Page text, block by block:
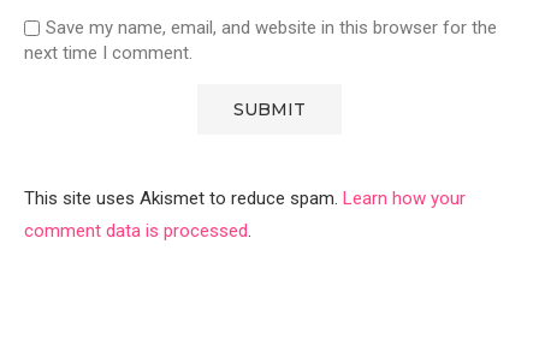
Save my name, email, and website in this browser for the
next time I comment.
This site uses Akismet to reduce spam. Learn how your
comment data is processed.